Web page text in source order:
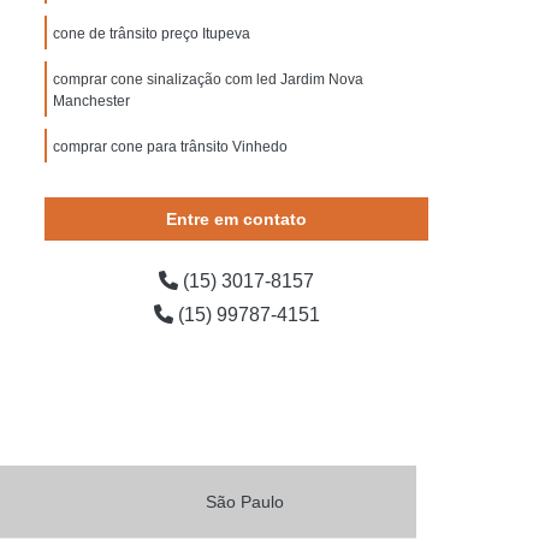
contra Incêndio
do Trabalho Construção Civil
Segurança em Obras
Segurança Escadas
para Condomínio
Placas de Sinalização de Rodovia
de Obras
Sinalização de Obras de Vias
cone de trânsito preço Itupeva
comprar cone sinalização com led Jardim Nova
Manchester
comprar cone para trânsito Vinhedo
Entre em contato
(15) 3017-8157
(15) 99787-4151
São Paulo